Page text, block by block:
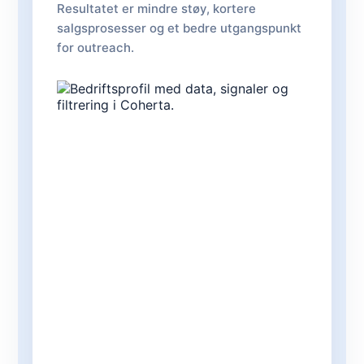
Resultatet er mindre støy, kortere
salgsprosesser og et bedre utgangspunkt
for outreach.